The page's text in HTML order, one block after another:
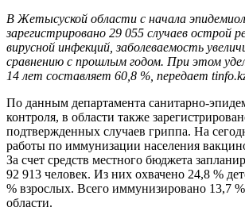
В Жетысуской области с начала
зарегистрировано 29 055 случаев острой
вирусной инфекций, заболеваемость
сравнению с прошлым годом. При этом
14 лет составляет 60,8 %, передает
По данным департамента санитарно-
контроля, в области также
подтвержденных случаев гриппа. На
работы по иммунизации населения
За счет средств местного бюджета
92 913 человек. Из них охвачено 24,8 %
% взрослых. Всего иммунизировано 13,7
области.